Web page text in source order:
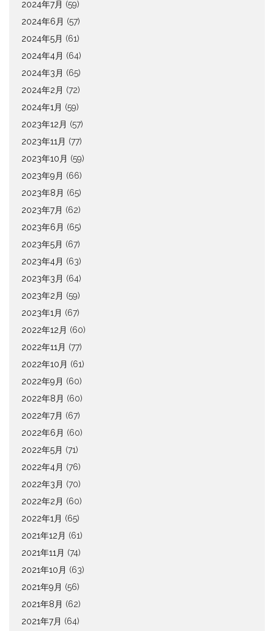
2024年7月 (59)
2024年6月 (57)
2024年5月 (61)
2024年4月 (64)
2024年3月 (65)
2024年2月 (72)
2024年1月 (59)
2023年12月 (57)
2023年11月 (77)
2023年10月 (59)
2023年9月 (66)
2023年8月 (65)
2023年7月 (62)
2023年6月 (65)
2023年5月 (67)
2023年4月 (63)
2023年3月 (64)
2023年2月 (59)
2023年1月 (67)
2022年12月 (60)
2022年11月 (77)
2022年10月 (61)
2022年9月 (60)
2022年8月 (60)
2022年7月 (67)
2022年6月 (60)
2022年5月 (71)
2022年4月 (76)
2022年3月 (70)
2022年2月 (60)
2022年1月 (65)
2021年12月 (61)
2021年11月 (74)
2021年10月 (63)
2021年9月 (56)
2021年8月 (62)
2021年7月 (64)